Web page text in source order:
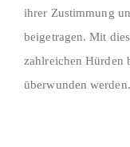
ihrer Zustimmung
beigetragen. Mit
zahlreichen Hürden
überwunden werden.